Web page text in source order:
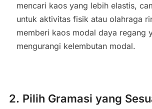
mencari kaos yang lebih elastis,
untuk aktivitas fisik atau olahraga
memberi kaos modal daya regang
mengurangi kelembutan modal.
2. Pilih Gramasi yang